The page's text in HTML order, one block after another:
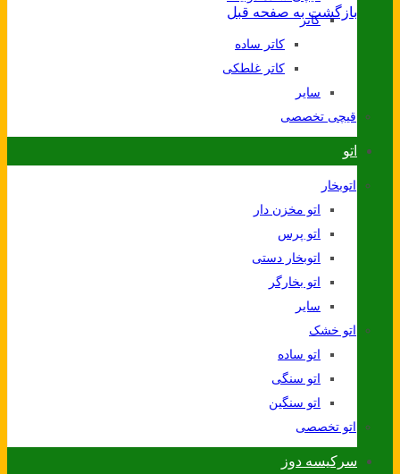
بازگشت به صفحه قبل
کاتر
کاتر ساده
کاتر غلطکی
سایر
قیچی تخصصی
اتو
اتوبخار
اتو مخزن دار
اتو پرس
اتوبخار دستی
اتو بخارگر
سایر
اتو خشک
اتو ساده
اتو سنگی
اتو سنگین
اتو تخصصی
سرکیسه دوز